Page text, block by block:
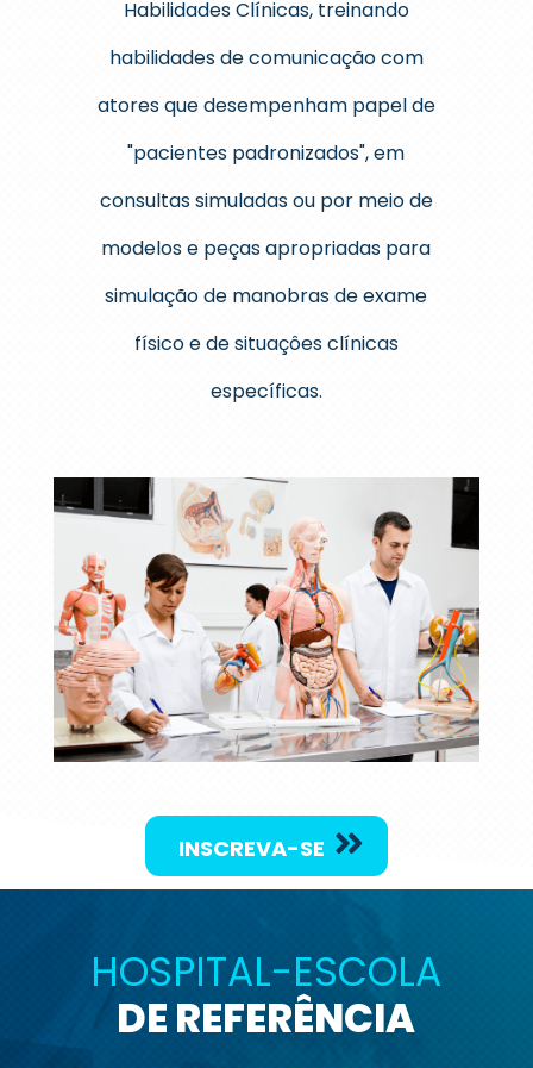
Habilidades Clínicas, treinando
habilidades de comunicação com
atores que desempenham papel de
"pacientes padronizados", em
consultas simuladas ou por meio de
modelos e peças apropriadas para
simulação de manobras de exame
físico e de situaçôes clínicas
específicas.
INSCREVA-SE
HOSPITAL-ESCOLA
DE REFERÊNCIA